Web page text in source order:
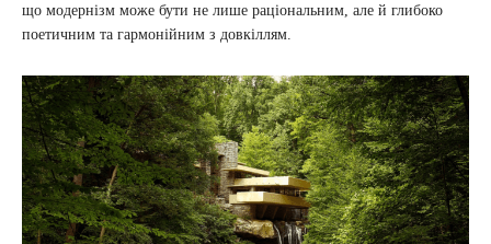
що модернізм може бути не лише раціональним, але й глибоко
поетичним та гармонійним з довкіллям.